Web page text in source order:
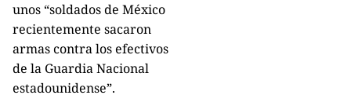
unos “soldados de México
recientemente sacaron
armas contra los efectivos
de la Guardia Nacional
estadounidense”.